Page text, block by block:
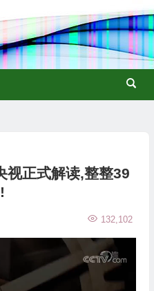
视正式解读,整整39
132,102